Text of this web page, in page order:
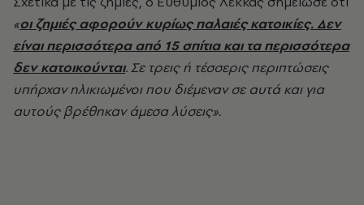
«οι ζημιές αφορούν κυρίως παλαιές κατοικίες. Δεν
είναι περισσότερα από 15 σπίτια και τα περισσότερα
δεν κατοικούνται. Σε τρεις ή τέσσερις περιπτώσεις
υπήρχαν ηλικιωμένοι που διέμεναν σε αυτά και για
αυτούς βρέθηκαν άμεσα λύσεις».